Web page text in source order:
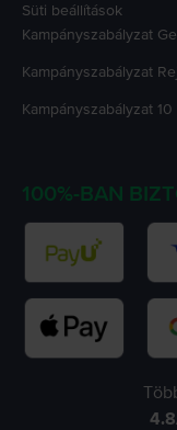
Süti beállítások
Kampányszabályzat
Kampányszabályzat
Kampányszabályzat
100%-BAN
4.8